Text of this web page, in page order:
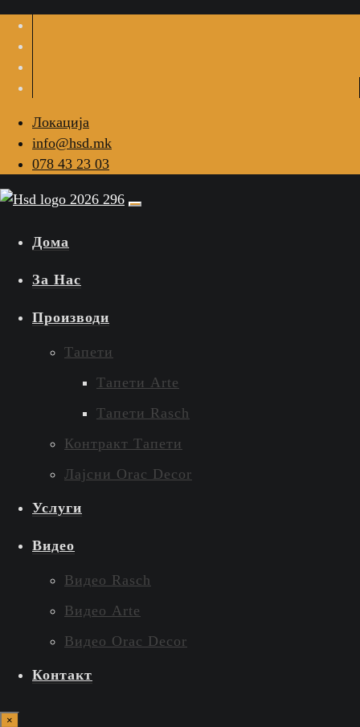
Локација
info@hsd.mk
078 43 23 03
Дома
За Нас
Производи
Тапети
Тапети Arte
Тапети Rasch
Контракт Тапети
Лајсни Orac Decor
Услуги
Видео
Видео Rasch
Видео Arte
Видео Orac Decor
Контакт
×